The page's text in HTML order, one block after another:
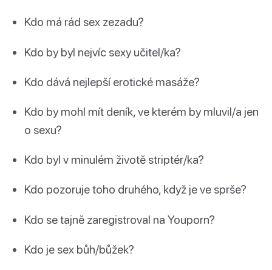
Kdo má rád sex zezadu?
Kdo by byl nejvíc sexy učitel/ka?
Kdo dává nejlepší erotické masáže?
Kdo by mohl mít deník, ve kterém by mluvil/a jen
o sexu?
Kdo byl v minulém životě striptér/ka?
Kdo pozoruje toho druhého, když je ve sprše?
Kdo se tajně zaregistroval na Youporn?
Kdo je sex bůh/bůžek?